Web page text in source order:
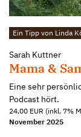
Ein Tipp von Linda
Sarah Kuttner
Mama &
Eine sehr
Podcast hört.
24,00 EUR (inkl. 7%
November 2025